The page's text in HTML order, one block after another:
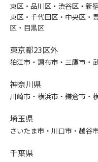
東区・品川区・渋谷区・新
東区・千代田区・中央区・
区・目黒区
東京都23区外
狛江市・調布市・三鷹市・
神奈川県
川崎市・横浜市・鎌倉市・
埼玉県
さいたま市・川口市・越谷
千葉県